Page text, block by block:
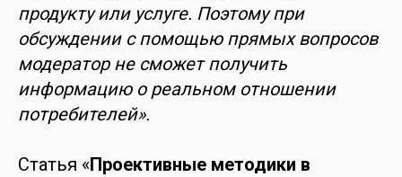
продукту или услуге. Поэтому при
обсуждении с помощью прямых вопросов
модератор не сможет получить
информацию о реальном отношении
потребителей».
Статья «Проективные методики в